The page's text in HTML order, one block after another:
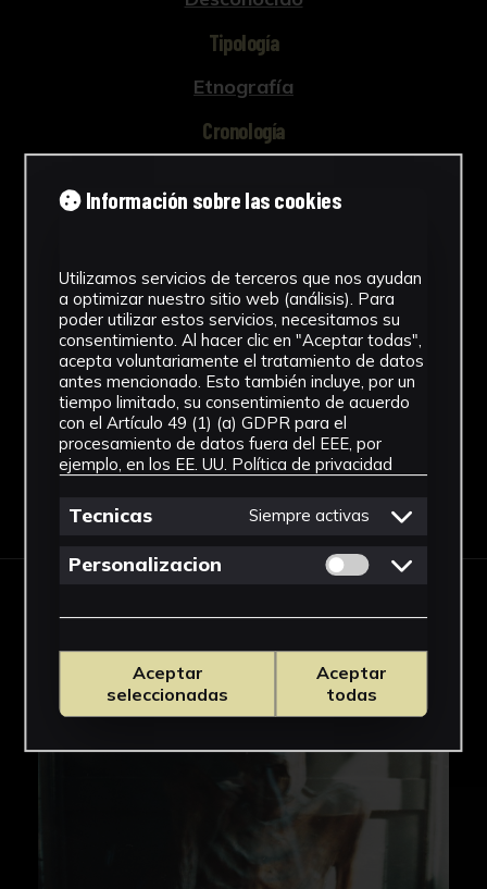
Tipología
Etnografía
Cronología
Dimensiones
Vitrina: 102 x 70 x 53 cm
Ver más
IMÁGENES
Información sobre las cookies
Utilizamos servicios de terceros que nos ayudan
a optimizar nuestro sitio web (análisis). Para
poder utilizar estos servicios, necesitamos su
consentimiento. Al hacer clic en "Aceptar todas",
acepta voluntariamente el tratamiento de datos
antes mencionado. Esto también incluye, por un
tiempo limitado, su consentimiento de acuerdo
con el Artículo 49 (1) (a) GDPR para el
procesamiento de datos fuera del EEE, por
ejemplo, en los EE. UU. Política de privacidad
Tecnicas Siempre activas
Personalizacion Permitir cookies
Aceptar
seleccionadas
Aceptar
todas